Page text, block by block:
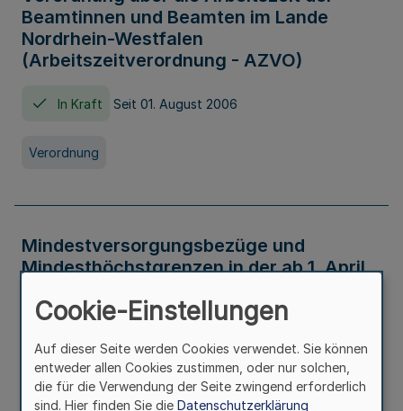
Beamtinnen und Beamten im Lande
Nordrhein-Westfalen
(Arbeitszeitverordnung - AZVO)
In Kraft Seit 01. August 2006
Verordnung
Mindestversorgungsbezüge und
Mindesthöchstgrenzen in der ab 1. April
Verwaltungsvorschrift
Cookie-Einstellungen
Auf dieser Seite werden Cookies verwendet. Sie können
entweder allen Cookies zustimmen, oder nur solchen,
die für die Verwendung der Seite zwingend erforderlich
sind. Hier finden Sie die Datenschutzerklärung